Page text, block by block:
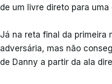
de um livre direto para
Já na reta final da primeira
adversária, mas não
de Danny a partir da ala